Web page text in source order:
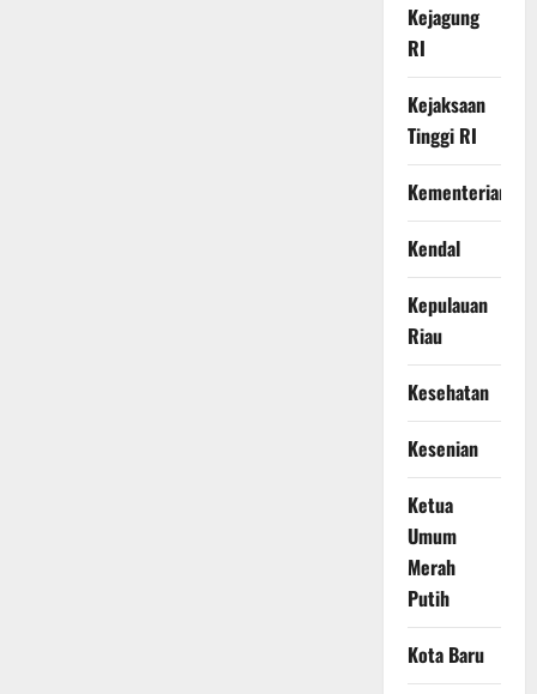
Kejagung
RI
Kejaksaan
Tinggi RI
Kementerian
Kendal
Kepulauan
Riau
Kesehatan
Kesenian
Ketua
Umum
Merah
Putih
Kota Baru